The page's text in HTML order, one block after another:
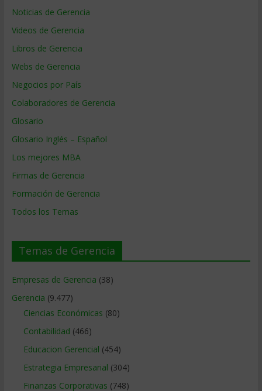
Noticias de Gerencia
Videos de Gerencia
Libros de Gerencia
Webs de Gerencia
Negocios por País
Colaboradores de Gerencia
Glosario
Glosario Inglés – Español
Los mejores MBA
Firmas de Gerencia
Formación de Gerencia
Todos los Temas
Temas de Gerencia
Empresas de Gerencia (38)
Gerencia (9.477)
Ciencias Económicas (80)
Contabilidad (466)
Educacion Gerencial (454)
Estrategia Empresarial (304)
Finanzas Corporativas (748)